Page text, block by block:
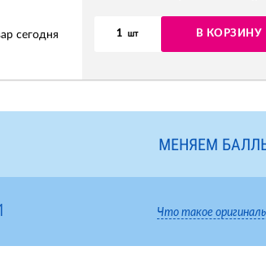
1 шт В КОРЗИНУ
сегодня
МЕНЯЕМ
Что такое